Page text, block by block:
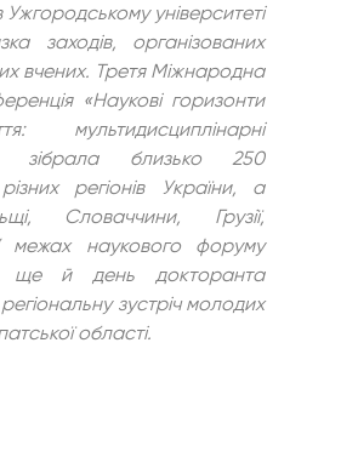
Ужгородському університеті
заходів, організованих
вчених. Третя Міжнародна
«Наукові горизонти
мультидисциплінарні
зібрала близько 250
регіонів України, а
Словаччини, Грузії,
межах наукового форуму
ще й день докторанта
зустріч молодих
області.